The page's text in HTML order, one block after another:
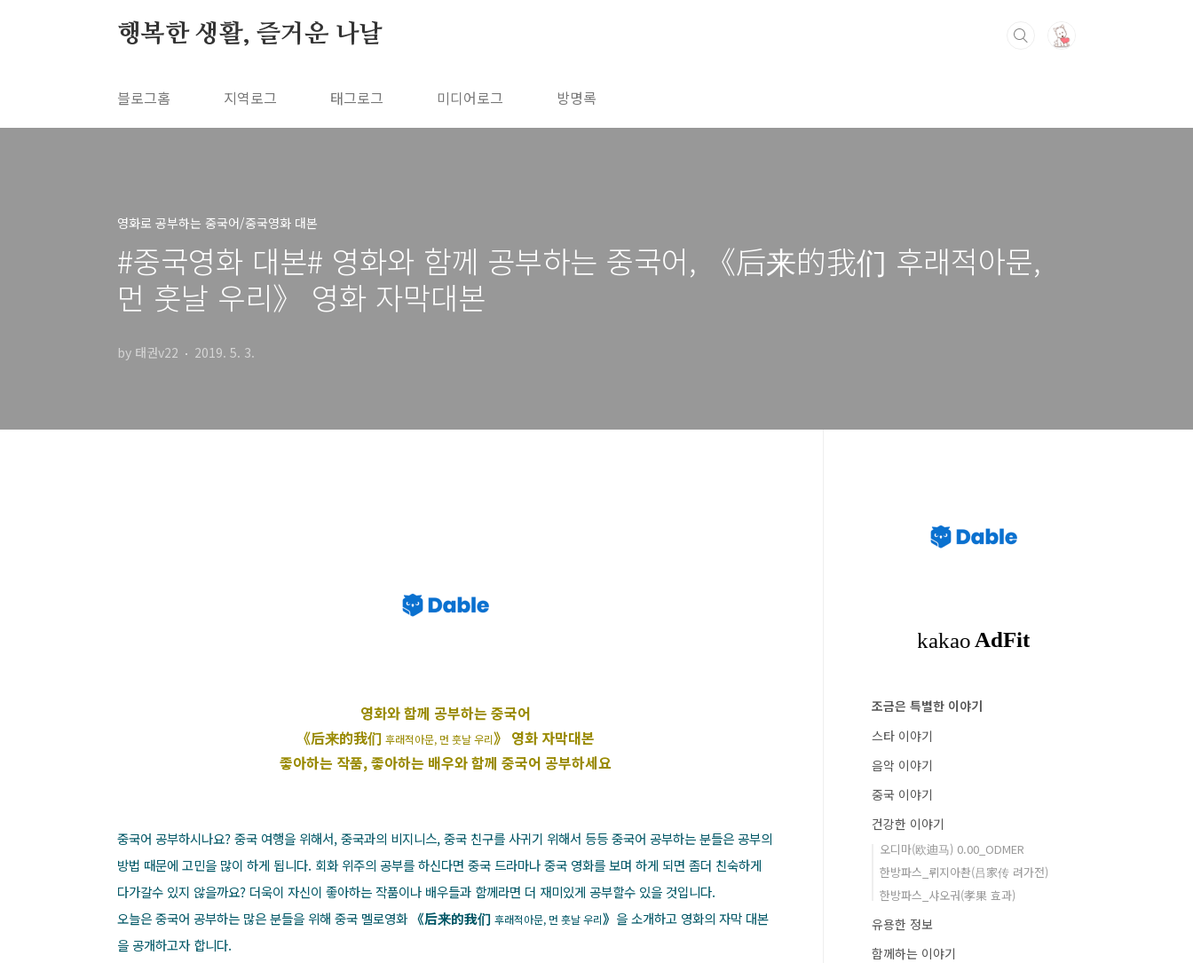
행복한 생활, 즐거운 나날
블로그홈 지역로그 태그로그 미디어로그 방명록
영화로 공부하는 중국어/중국영화 대본
#중국영화 대본# 영화와 함께 공부하는 중국어, 《后来的我们 후래적아문,
먼 훗날 우리》 영화 자막대본
by 태권v22 2019. 5. 3.
영화와 함께 공부하는 중국어
《后来的我们 후래적아문, 먼 훗날 우리》 영화 자막대본
좋아하는 작품, 좋아하는 배우와 함께 중국어 공부하세요
중국어 공부하시나요? 중국 여행을 위해서, 중국과의 비지니스, 중국 친구를 사귀기 위해서 등등 중국어 공부하는 분들은 공부의
방법 때문에 고민을 많이 하게 됩니다. 회화 위주의 공부를 하신다면 중국 드라마나 중국 영화를 보며 하게 되면 좀더 친숙하게
다가갈수 있지 않을까요? 더욱이 자신이 좋아하는 작품이나 배우들과 함께라면 더 재미있게 공부할수 있을 것입니다.
오늘은 중국어 공부하는 많은 분들을 위해 중국 멜로영화 《后来的我们 후래적아문, 먼 훗날 우리》 을 소개하고 영화의 자막 대본
을 공개하고자 합니다.
조금은 특별한 이야기
스타 이야기
음악 이야기
중국 이야기
건강한 이야기
오디마(欧迪马) 0.00_ODMER
한방파스_뤼지아촨(吕家传 려가전)
한방파스_샤오궈(孝果 효과)
유용한 정보
함께하는 이야기